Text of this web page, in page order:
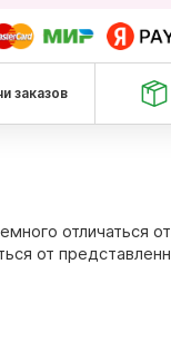
заказов
отличаться
от